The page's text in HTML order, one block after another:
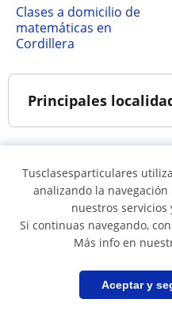
Guardar búsqueda
Clases a domicilio de
matemáticas en
Cordillera
Principales
en Pirque
Asignaturas de
Tusclasesparticulares
analizando la
nuestros
Si continuas navegando,
Más info en
Aceptar y